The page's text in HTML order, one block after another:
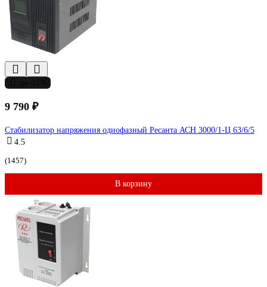
9 790 ₽
Стабилизатор напряжения однофазный Ресанта АСН 3000/1-Ц 63/6/5
4.5
(1457)
В корзину